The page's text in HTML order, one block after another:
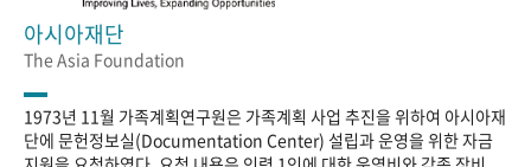
아시아재단
The Asia Foundation
1973년 11월 가족계획연구원은 가족계획 사업 추진을 위하여 아시아재
단에 문헌정보실(Documentation Center) 설립과 운영을 위한 자금